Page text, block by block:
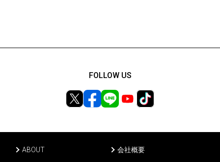
ABOUT
会社概要
FOLLOW US